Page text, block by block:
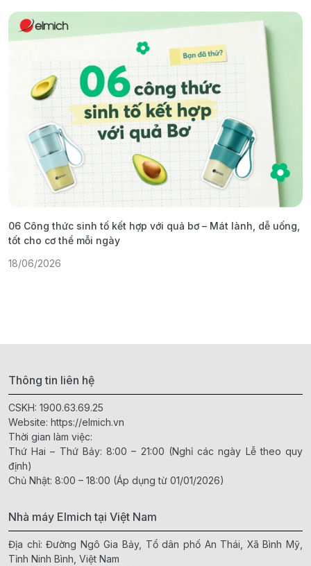
06 Công thức sinh tố kết hợp với quả bơ – Mát lành, dễ uống,
tốt cho cơ thể mỗi ngày
18/06/2026
Thông tin liên hệ
CSKH: 1900.63.69.25
Website: https://elmich.vn
Thời gian làm việc:
Thứ Hai – Thứ Bảy: 8:00 – 21:00 (Nghỉ các ngày Lễ theo quy
định)
Chủ Nhật: 8:00 – 18:00 (Áp dụng từ 01/01/2026)
Nhà máy Elmich tại Việt Nam
Địa chỉ: Đường Ngô Gia Bảy, Tổ dân phố An Thái, Xã Bình Mỹ,
Tỉnh Ninh Bình, Việt Nam